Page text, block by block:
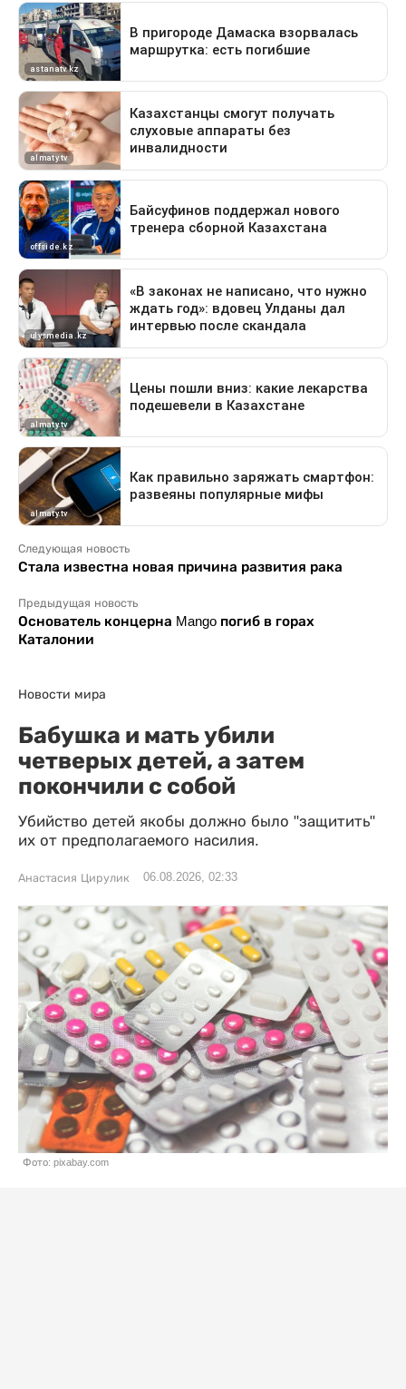
Следующая новость
Стала известна новая причина развития рака
Предыдущая новость
Основатель концерна Mango погиб в горах
Каталонии
Новости мира
Бабушка и мать убили
четверых детей, а затем
покончили с собой
Убийство детей якобы должно было "защитить"
их от предполагаемого насилия.
Анастасия Цирулик 06.08.2026, 02:33
Фото: pixabay.com